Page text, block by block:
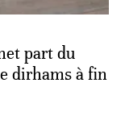
part du
dirhams à fin